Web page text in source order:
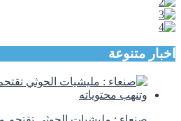
اخبار متنوعة